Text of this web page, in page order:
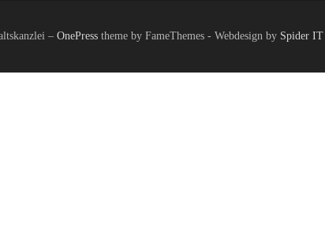
– OnePresstheme by FameThemes - Webdesign by Spider